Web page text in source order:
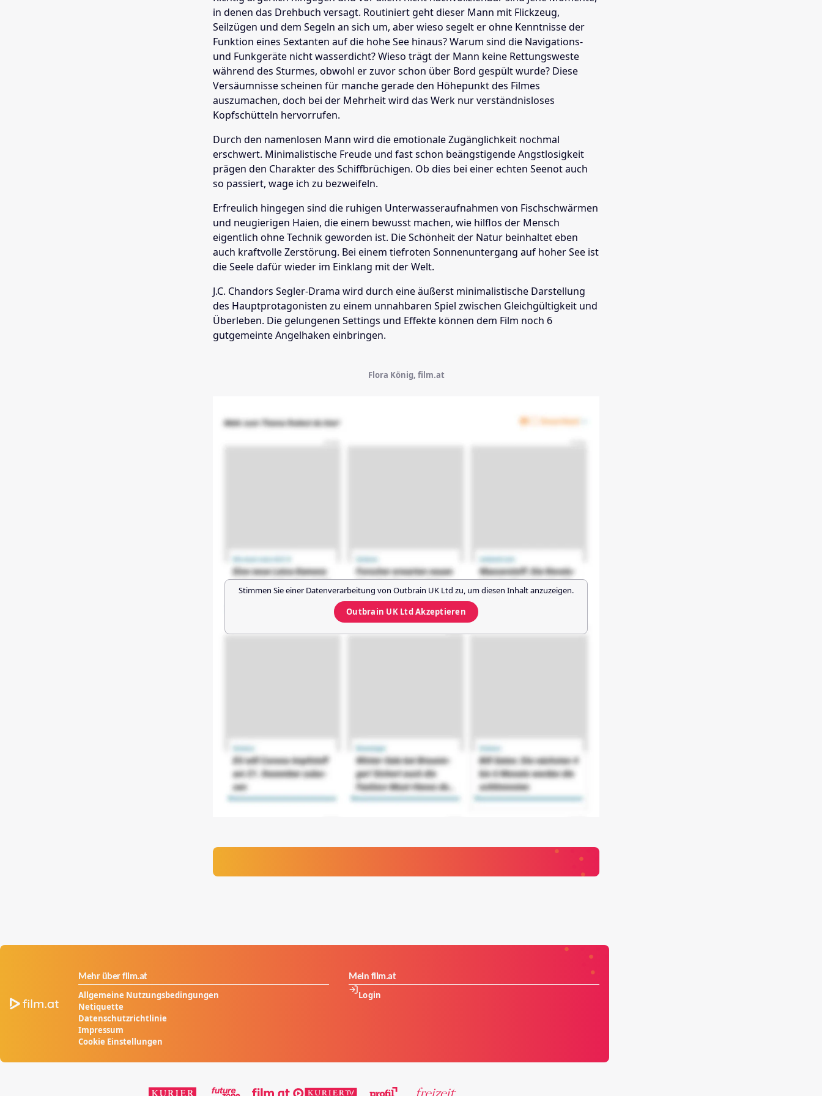
in denen das Drehbuch versagt. Routiniert geht dieser Mann mit Flickzeug,
Seilzügen und dem Segeln an sich um, aber wieso segelt er ohne Kenntnisse der
Funktion eines Sextanten auf die hohe See hinaus? Warum sind die Navigations-
und Funkgeräte nicht wasserdicht? Wieso trägt der Mann keine Rettungsweste
während des Sturmes, obwohl er zuvor schon über Bord gespült wurde? Diese
Versäumnisse scheinen für manche gerade den Höhepunkt des Filmes
auszumachen, doch bei der Mehrheit wird das Werk nur verständnisloses
Kopfschütteln hervorrufen.
Durch den namenlosen Mann wird die emotionale Zugänglichkeit nochmal
erschwert. Minimalistische Freude und fast schon beängstigende Angstlosigkeit
prägen den Charakter des Schiffbrüchigen. Ob dies bei einer echten Seenot auch
so passiert, wage ich zu bezweifeln.
Erfreulich hingegen sind die ruhigen Unterwasseraufnahmen von Fischschwärmen
und neugierigen Haien, die einem bewusst machen, wie hilflos der Mensch
eigentlich ohne Technik geworden ist. Die Schönheit der Natur beinhaltet eben
auch kraftvolle Zerstörung. Bei einem tiefroten Sonnenuntergang auf hoher See ist
die Seele dafür wieder im Einklang mit der Welt.
J.C. Chandors Segler-Drama wird durch eine äußerst minimalistische Darstellung
des Hauptprotagonisten zu einem unnahbaren Spiel zwischen Gleichgültigkeit und
Überleben. Die gelungenen Settings und Effekte können dem Film noch 6
gutgemeinte Angelhaken einbringen.
Flora König, film.at
Stimmen Sie einer Datenverarbeitung von Outbrain UK Ltd zu, um diesen Inhalt anzuzeigen.
Outbrain UK LtdAkzeptieren
Mehr über film.at
Allgemeine Nutzungsbedingungen
Netiquette
Datenschutzrichtlinie
Impressum
Cookie Einstellungen
Mein film.at
Login